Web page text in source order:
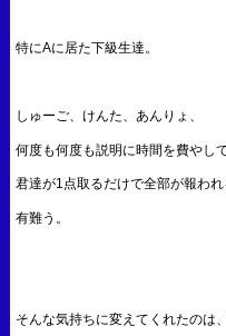
特にAに居た下級生達。
しゅーご、けんた、あんりょ、
何度も何度も説明に時間を費やし
君達が1点取るだけで全部が報われ
有難う。
そんな気持ちに変えてくれたのは